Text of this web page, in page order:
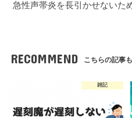
急性声帯炎を長引かせないた
RECOMMEND こちらの記事
雑記